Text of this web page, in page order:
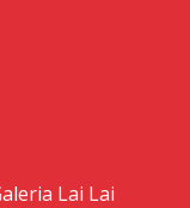
Lai Lai